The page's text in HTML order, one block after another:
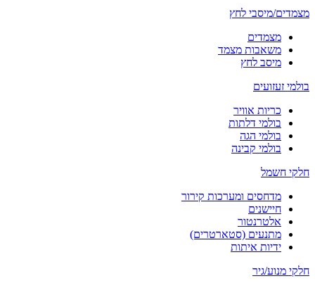
מצמדים/מיסבי לחץ
מצמדים
משאבות מצמד
מיסב לחץ
בולמי זעזועים
כריות אוויר
בולמי דלתות
בולמי הגה
בולמי קבינה
חלקי חשמל
מדחסים ומערכות קירור
חיישנים
אלטרנטור
מתנעים (סטארטרים)
ידיות איתות
חלקי מנוע/גיר